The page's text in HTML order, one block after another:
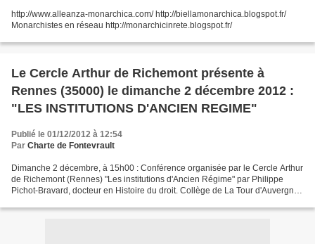
http://www.alleanza-monarchica.com/ http://biellamonarchica.blogspot.fr/
Monarchistes en réseau http://monarchicinrete.blogspot.fr/
Le Cercle Arthur de Richemont présente à
Rennes (35000) le dimanche 2 décembre 2012 :
"LES INSTITUTIONS D'ANCIEN REGIME"
Publié le 01/12/2012 à 12:54
Par Charte de Fontevrault
Dimanche 2 décembre, à 15h00 : Conférence organisée par le Cercle Arthur
de Richemont (Rennes) "Les institutions d'Ancien Régime" par Philippe
Pichot-Bravard, docteur en Histoire du droit. Collège de La Tour d'Auvergne -